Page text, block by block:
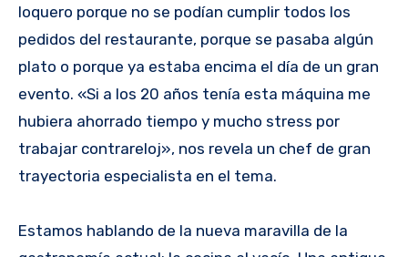
loquero porque no se podían cumplir todos los
pedidos del restaurante, porque se pasaba algún
plato o porque ya estaba encima el día de un gran
evento. «Si a los 20 años tenía esta máquina me
hubiera ahorrado tiempo y mucho stress por
trabajar contrareloj», nos revela un chef de gran
trayectoria especialista en el tema.
Estamos hablando de la nueva maravilla de la